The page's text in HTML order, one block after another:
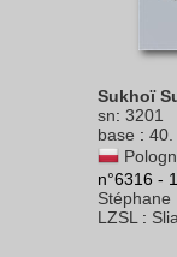
Sukhoï
sn: 3201
base : 40.
n°6316 -
Stéphane
LZSL :